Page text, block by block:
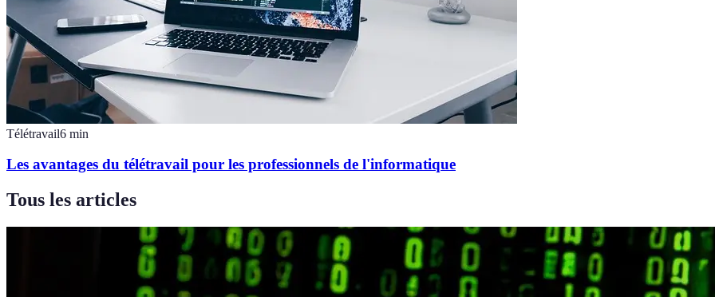
Télétravail6 min
Les avantages du télétravail pour les professionnels de l'informatique
Tous les articles